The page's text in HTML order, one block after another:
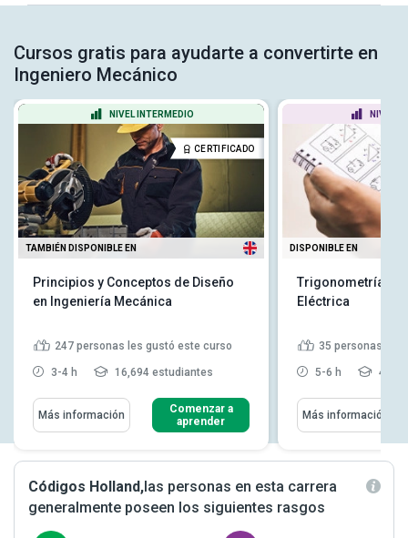
Cursos gratis para ayudarte a convertirte en
Ingeniero Mecánico
NIVEL INTERMEDIO
CERTIFICADO
TAMBIÉN DISPONIBLE EN
Principios y Conceptos de Diseño
en Ingeniería Mecánica
247 personas les gustó este curso
3-4 h 16,694 estudiantes
Más información
Comenzar a
aprender
NIVEL
DISPONIBLE EN
Trigonometría en
Eléctrica
35 personas les
5-6 h
Más información
Códigos Holland, las personas en esta carrera
generalmente poseen los siguientes rasgos